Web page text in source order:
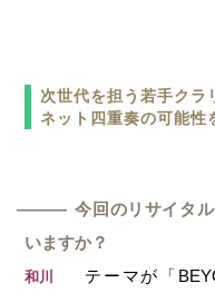
次世代を担う若手クラ
ネット四重奏の可能性
― 今回のリサイタ
いますか？
和川
テーマが「